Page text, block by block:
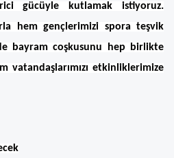
gücüyle kutlamak istiyoruz.
hem gençlerimizi spora teşvik
bayram coşkusunu hep birlikte
vatandaşlarımızı etkinliklerimize